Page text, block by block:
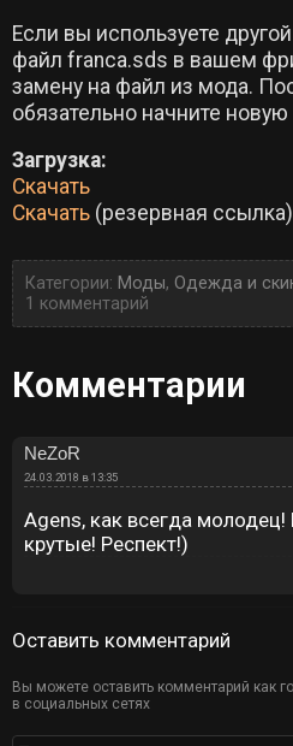
Если вы используете
файл franca.sds в вашем
замену на файл из мода.
обязательно начните новую
Загрузка:
Скачать
Скачать (резервная ссылка)
Категории: Моды, Одежда и
1 комментарий
Комментарии
NeZoR
24.03.2018 в 13:35
Agens, как всегда
крутые! Респект!)
Оставить комментарий
Вы можете оставить комментарий как
в социальных сетях